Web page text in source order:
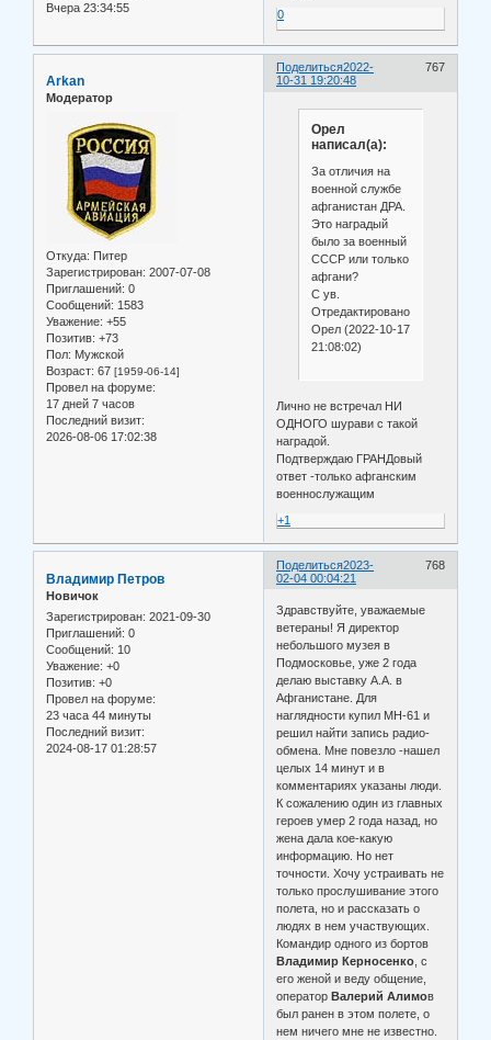
Вчера 23:34:55
0
Поделиться 767
2022-
10-31 19:20:48
Arkan
Модератор
Откуда: Питер
Зарегистрирован: 2007-07-08
Приглашений: 0
Сообщений: 1583
Уважение: +55
Позитив: +73
Пол: Мужской
Возраст: 67 [1959-06-14]
Провел на форуме:
17 дней 7 часов
Последний визит:
2026-08-06 17:02:38
Орел
написал(а):
За отличия на
военной службе
афганистан ДРА.
Это наградый
было за военный
СССР или только
афгани?
С ув.
Отредактировано
Орел (2022-10-17
21:08:02)
Лично не встречал НИ
ОДНОГО шурави с такой
наградой.
Подтверждаю ГРАНДовый
ответ -только афганским
военнослужащим
+1
Поделиться 768
2023-
02-04 00:04:21
Владимир Петров
Новичок
Зарегистрирован: 2021-09-30
Приглашений: 0
Сообщений: 10
Уважение: +0
Позитив: +0
Провел на форуме:
23 часа 44 минуты
Последний визит:
2024-08-17 01:28:57
Здравствуйте, уважаемые
ветераны! Я директор
небольшого музея в
Подмосковье, уже 2 года
делаю выставку А.А. в
Афганистане. Для
наглядности купил МН-61 и
решил найти запись радио-
обмена. Мне повезло -нашел
целых 14 минут и в
комментариях указаны люди.
К сожалению один из главных
героев умер 2 года назад, но
жена дала кое-какую
информацию. Но нет
точности. Хочу устраивать не
только прослушивание этого
полета, но и рассказать о
людях в нем участвующих.
Командир одного из бортов
Владимир Керносенко, с
его женой и веду общение,
оператор Валерий Алимов
был ранен в этом полете, о
нем ничего мне не известно.